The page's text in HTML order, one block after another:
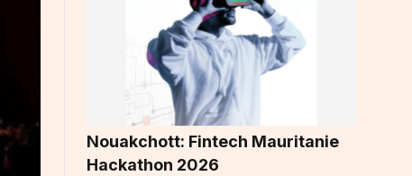
Nouakchott: Fintech Mauritanie
Hackathon 2026